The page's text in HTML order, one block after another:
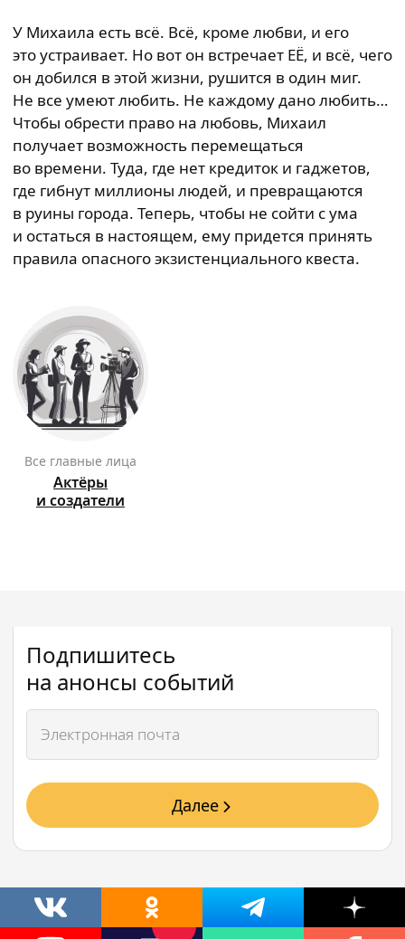
У Михаила есть всё. Всё, кроме любви, и его
это устраивает. Но вот он встречает ЕЁ, и всё, чего
он добился в этой жизни, рушится в один миг.
Не все умеют любить. Не каждому дано любить…
Чтобы обрести право на любовь, Михаил
получает возможность перемещаться
во времени. Туда, где нет кредиток и гаджетов,
где гибнут миллионы людей, и превращаются
в руины города. Теперь, чтобы не сойти с ума
и остаться в настоящем, ему придется принять
правила опасного экзистенциального квеста.
Все главные лица
Актёры
и создатели
Подпишитесь
на анонсы событий
Далее